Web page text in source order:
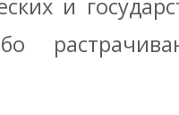
и